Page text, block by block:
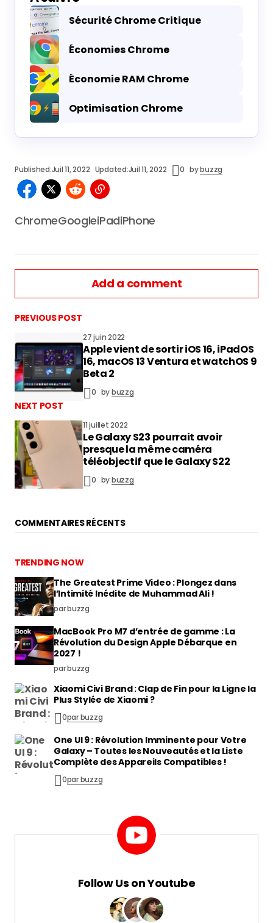
Sécurité Chrome Critique
Économies Chrome
Économie RAM Chrome
Optimisation Chrome
Published:Juil 11, 2022 Updated:Juil 11, 2022 0 bybuzzg
Chrome Google iPad iPhone
Add a comment
vous connecter
PREVIOUS POST
27 juin 2022
Apple vient de sortir iOS 16, iPadOS
16, macOS 13 Ventura et watchOS 9
Beta 2
0 bybuzzg
NEXT POST
11 juillet 2022
Le Galaxy S23 pourrait avoir
presque la même caméra
téléobjectif que le Galaxy S22
0 bybuzzg
COMMENTAIRES RÉCENTS
TRENDING NOW
The Greatest Prime Video : Plongez dans
l’Intimité Inédite de Muhammad Ali !
par buzzg
MacBook Pro M7 d’entrée de gamme : La
Révolution du Design Apple Débarque en
2027 !
par buzzg
Xiaomi Civi Brand : Clap de Fin pour la Ligne la
Plus Stylée de Xiaomi ?
0par buzzg
One UI 9 : Révolution Imminente pour Votre
Galaxy – Toutes les Nouveautés et la Liste
Complète des Appareils Compatibles !
0par buzzg
Follow Us on Youtube